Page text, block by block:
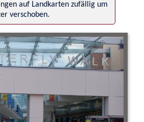
auf Landkarten zufällig um
verschoben.